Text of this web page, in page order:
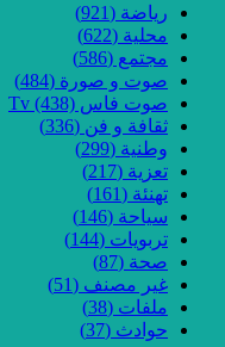
رياضة (921)
محلية (622)
مجتمع (586)
صوت و صورة (484)
صوت فاس Tv (438)
ثقافة و فن (336)
وطنية (299)
تعزية (217)
تهنئة (161)
سياحة (146)
تربويات (144)
صحة (87)
غير مصنف (51)
ملفات (38)
حوادث (37)